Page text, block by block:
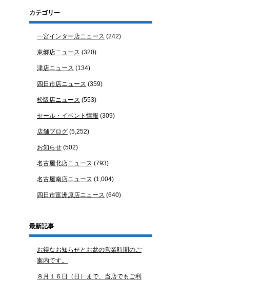
カテゴリー
一宮インター店ニュース (242)
東郷店ニュース (320)
津店ニュース (134)
四日市店ニュース (359)
松阪店ニュース (553)
セール・イベント情報 (309)
店舗ブログ (5,252)
お知らせ (502)
名古屋北店ニュース (793)
名古屋南店ニュース (1,004)
四日市富洲原店ニュース (640)
最新記事
お得なお知らせとお盆の営業時間のご
案内です。
８月１６日（日）まで、当店でもご利